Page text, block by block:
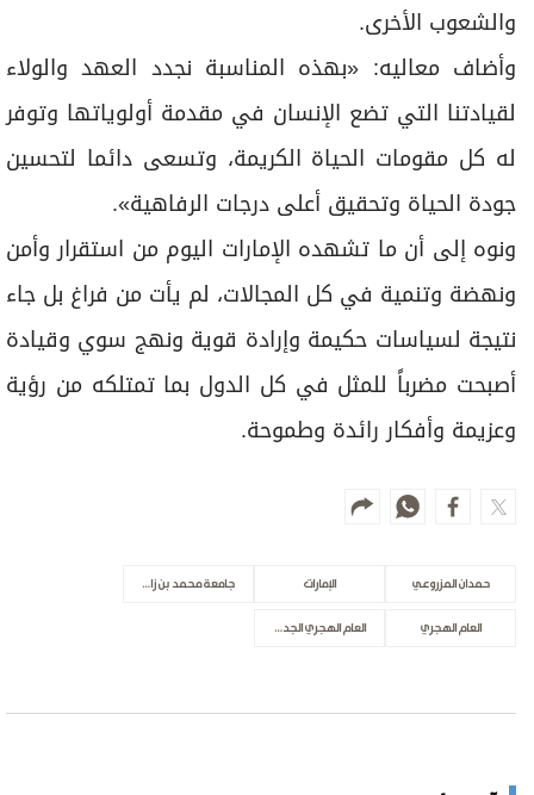
والشعوب الأخرى.
وأضاف معاليه: «بهذه المناسبة نجدد العهد والولاء
لقيادتنا التي تضع الإنسان في مقدمة أولوياتها وتوفر
له كل مقومات الحياة الكريمة، وتسعى دائما لتحسين
جودة الحياة وتحقيق أعلى درجات الرفاهية».
ونوه إلى أن ما تشهده الإمارات اليوم من استقرار وأمن
ونهضة وتنمية في كل المجالات، لم يأت من فراغ بل جاء
نتيجة لسياسات حكيمة وإرادة قوية ونهج سوي وقيادة
أصبحت مضرباً للمثل في كل الدول بما تمتلكه من رؤية
وعزيمة وأفكار رائدة وطموحة.
حمدان المزروعي الإمارات جامعة محمد بن زايد للعلوم الإنسانية
العام الهجري العام الهجري الجديد